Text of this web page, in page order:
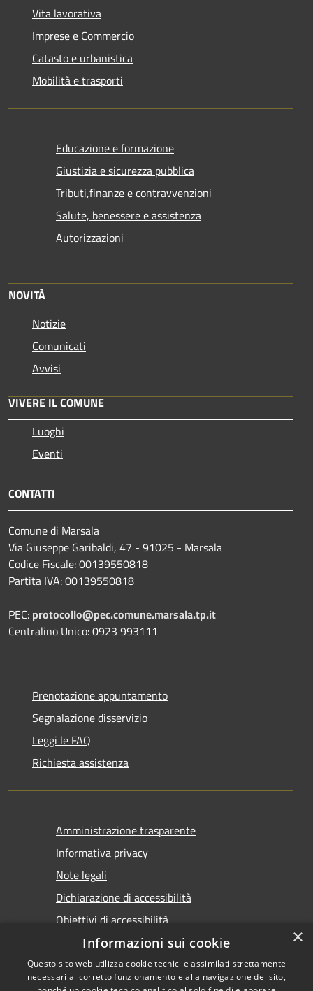
Vita lavorativa
Imprese e Commercio
Catasto e urbanistica
Mobilità e trasporti
Educazione e formazione
Giustizia e sicurezza pubblica
Tributi,finanze e contravvenzioni
Salute, benessere e assistenza
Autorizzazioni
NOVITÀ
Notizie
Comunicati
Avvisi
VIVERE IL COMUNE
Luoghi
Eventi
CONTATTI
Comune di Marsala
Via Giuseppe Garibaldi, 47 - 91025 - Marsala
Codice Fiscale: 00139550818
Partita IVA: 00139550818
PEC: protocollo@pec.comune.marsala.tp.it
Centralino Unico: 0923 993111
Prenotazione appuntamento
Segnalazione disservizio
Leggi le FAQ
Richiesta assistenza
Amministrazione trasparente
Informativa privacy
Note legali
Dichiarazione di accessibilità
Obiettivi di accessibilità
×
Informazioni sui cookie
Questo sito web utilizza cookie tecnici e assimilati strettamente
necessari al corretto funzionamento e alla navigazione del sito,